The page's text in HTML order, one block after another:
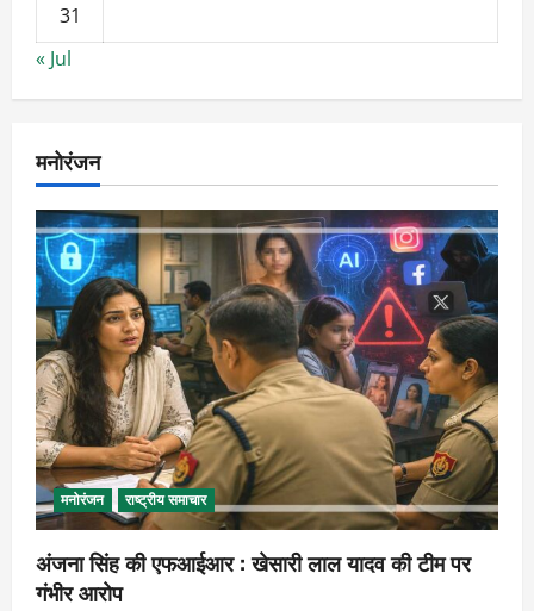
31
« Jul
मनोरंजन
मनोरंजन राष्ट्रीय समाचार
अंजना सिंह की एफआईआर : खेसारी लाल यादव की टीम पर
गंभीर आरोप